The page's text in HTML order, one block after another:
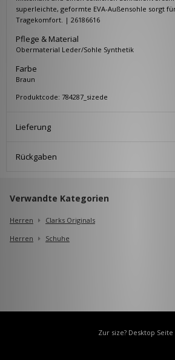
superleichte, geformte EVA-Außensohle sorgt
Tragekomfort. | 26186616
Pflege & Material
Obermaterial Leder/Sohle Synthetik
Farbe
Braun
Produktcode: 784287_sizede
Lieferung
Rückgaben
Verwandte Kategorien
Herren
Clarks Originals
Herren
Schuhe
Zur size? Desktop Seite